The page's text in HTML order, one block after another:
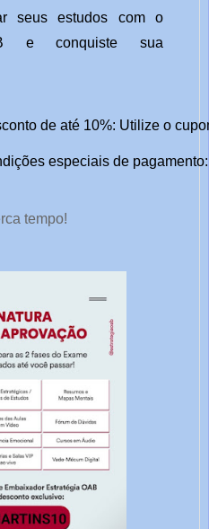
seus estudos com o
e conquiste sua
de até 10%: Utilize o
especiais de
tempo!